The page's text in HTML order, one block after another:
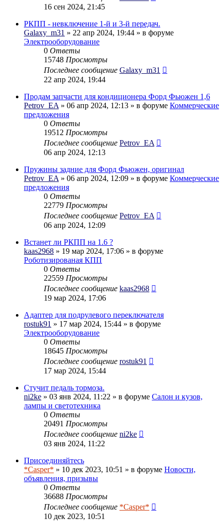
16 сен 2024, 21:45
РКПП - невключение 1-й и 3-й передач.
Galaxy_m31 » 22 апр 2024, 19:44 » в форуме
Электрооборудование
0 Ответы
15748 Просмотры
Последнее сообщение Galaxy_m31
22 апр 2024, 19:44
Продам запчасти для кондиционера Форд Фьюжен 1,6
Petrov_EA » 06 апр 2024, 12:13 » в форуме Коммерческие
предложения
0 Ответы
19512 Просмотры
Последнее сообщение Petrov_EA
06 апр 2024, 12:13
Пружины задние для Форд Фьюжен, оригинал
Petrov_EA » 06 апр 2024, 12:09 » в форуме Коммерческие
предложения
0 Ответы
22779 Просмотры
Последнее сообщение Petrov_EA
06 апр 2024, 12:09
Встанет ли РКПП на 1.6 ?
kaas2968 » 19 мар 2024, 17:06 » в форуме
Роботизированая КПП
0 Ответы
22559 Просмотры
Последнее сообщение kaas2968
19 мар 2024, 17:06
Адаптер для подрулевого переключателя
rostuk91 » 17 мар 2024, 15:44 » в форуме
Электрооборудование
0 Ответы
18645 Просмотры
Последнее сообщение rostuk91
17 мар 2024, 15:44
Стучит педаль тормоза.
ni2ke » 03 янв 2024, 11:22 » в форуме Салон и кузов,
лампы и светотехника
0 Ответы
20491 Просмотры
Последнее сообщение ni2ke
03 янв 2024, 11:22
Присоединяйтесь
*Casper* » 10 дек 2023, 10:51 » в форуме Новости,
объявления, призывы
0 Ответы
36688 Просмотры
Последнее сообщение *Casper*
10 дек 2023, 10:51